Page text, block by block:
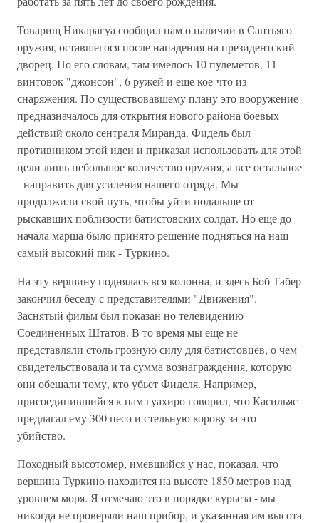
Товарищ Никарагуа сообщил нам о наличии в Сантьяго
оружия, оставшегося после нападения на президентский
дворец. По его словам, там имелось 10 пулеметов, 11
винтовок "джонсон", 6 ружей и еще кое-что из
снаряжения. По существовавшему плану это вооружение
предназначалось для открытия нового района боевых
действий около сентраля Миранда. Фидель был
противником этой идеи и приказал использовать для этой
цели лишь небольшое количество оружия, а все остальное
- направить для усиления нашего отряда. Мы
продолжили свой путь, чтобы уйти подальше от
рыскавших поблизости батистовских солдат. Но еще до
начала марша было принято решение подняться на наш
самый высокий пик - Туркино.
На эту вершину поднялась вся колонна, и здесь Боб Табер
закончил беседу с представителями "Движения".
Заснятый фильм был показан но телевидению
Соединенных Штатов. В то время мы еще не
представляли столь грозную силу для батистовцев, о чем
свидетельствовала и та сумма вознаграждения, которую
они обещали тому, кто убьет Фиделя. Например,
присоединившийся к нам гуахиро говорил, что Касильяс
предлагал ему 300 песо и стельную корову за это
убийство.
Походный высотомер, имевшийся у нас, показал, что
вершина Туркино находится на высоте 1850 метров над
уровнем моря. Я отмечаю это в порядке курьеза - мы
никогда не проверяли наш прибор, и указанная им высота